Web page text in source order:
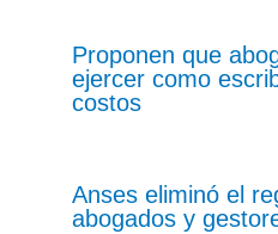
Proponen que
ejercer como
costos
Anses eliminó el
abogados y